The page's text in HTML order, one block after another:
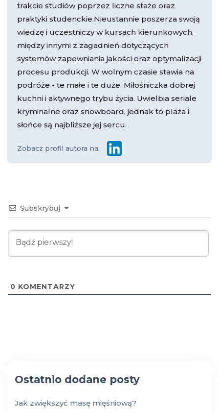
trakcie studiów poprzez liczne staże oraz
praktyki studenckie.Nieustannie poszerza swoją
wiedzę i uczestniczy w kursach kierunkowych,
między innymi z zagadnień dotyczących
systemów zapewniania jakości oraz optymalizacji
procesu produkcji. W wolnym czasie stawia na
podróże - te małe i te duże. Miłośniczka dobrej
kuchni i aktywnego trybu życia. Uwielbia seriale
kryminalne oraz snowboard, jednak to plaża i
słońce są najbliższe jej sercu.
Zobacz profil autora na:
Subskrybuj
0 KOMENTARZY
Ostatnio dodane posty
Jak zwiększyć masę mięśniową?